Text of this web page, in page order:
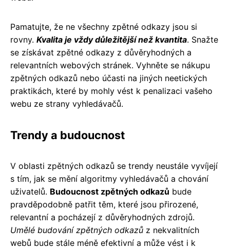
Pamatujte, že ne všechny zpětné odkazy jsou si
rovny. Kvalita je vždy důležitější než kvantita. Snažte
se získávat zpětné odkazy z důvěryhodných a
relevantních webových stránek. Vyhněte se nákupu
zpětných odkazů nebo účasti na jiných neetických
praktikách, které by mohly vést k penalizaci vašeho
webu ze strany vyhledávačů.
Trendy a budoucnost
V oblasti zpětných odkazů se trendy neustále vyvíjejí
s tím, jak se mění algoritmy vyhledávačů a chování
uživatelů. Budoucnost zpětných odkazů bude
pravděpodobně patřit těm, které jsou přirozené,
relevantní a pocházejí z důvěryhodných zdrojů.
Umělé budování zpětných odkazů z nekvalitních
webů bude stále méně efektivní a může vést i k